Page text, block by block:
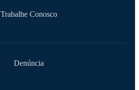
Trabalhe Conosco
Denúncia